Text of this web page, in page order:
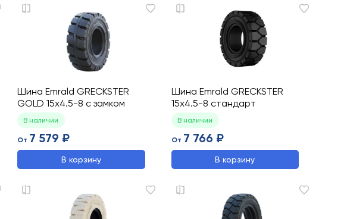
Шина Emrald GRECKSTER
GOLD 15x4.5-8 с замком
В наличии
От 7 579 ₽
В корзину
Шина Emrald GRECKSTER
15x4.5-8 стандарт
В наличии
От 7 766 ₽
В корзину